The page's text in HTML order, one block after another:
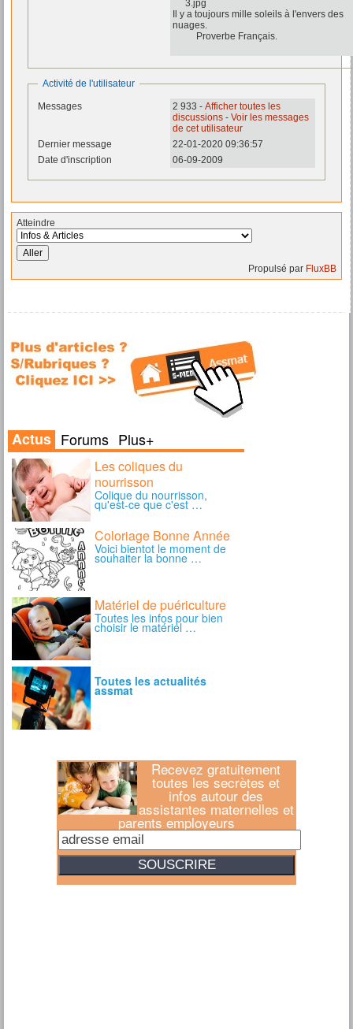
Il y a toujours mille soleils à l'envers des
nuages.
Proverbe Français.
Activité de l'utilisateur
Messages 2 933 - Afficher toutes les
discussions - Voir les messages
de cet utilisateur
Dernier message
22-01-2020 09:36:57
Date d'inscription
06-09-2009
Atteindre
Propulsé par FluxBB
Recevez gratuitement
toutes les secrètes et
infos autour des
assistantes maternelles et
parents employeurs